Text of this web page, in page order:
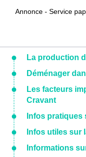
Annonce - Service
La production
Déménager
Les facteurs
Cravant
Infos pratiques
Infos utiles sur
Informations